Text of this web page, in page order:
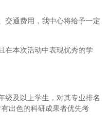
交通费用，我中心将给予一定
在本次活动中表现优秀的学
级及以上学生，对其专业排名
出色的科研成果者优先考